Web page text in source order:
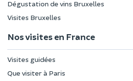
Dégustation de vins Bruxelles
Visites Bruxelles
Nos visites en France
Visites guidées
Que visiter à Paris